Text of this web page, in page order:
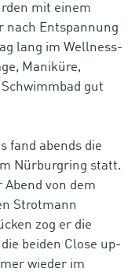
mit einem
nach Entspannung
lang im Wellness-
Maniküre,
gut
fand abends die
Nürburgring statt.
Abend von dem
Strotmann
zog er die
beiden Close up-
wieder im